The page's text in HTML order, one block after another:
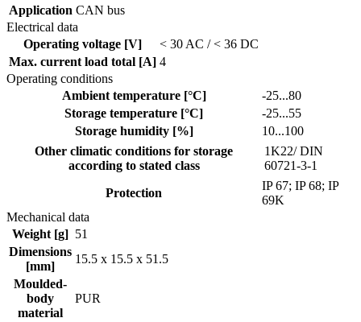
Application CAN bus
Electrical data
Operating voltage [V]
< 30 AC / < 36 DC
Max. current load total [A] 4
Operating conditions
Ambient temperature [°C]
-25...80
Storage temperature [°C]
-25...55
Storage humidity [%]
10...100
Other climatic conditions for storage
according to stated class
1K22/ DIN
60721-3-1
Protection
IP 67; IP 68; IP
69K
Mechanical data
Weight [g] 51
Dimensions
[mm]
15.5 x 15.5 x 51.5
Moulded-
body
material
PUR